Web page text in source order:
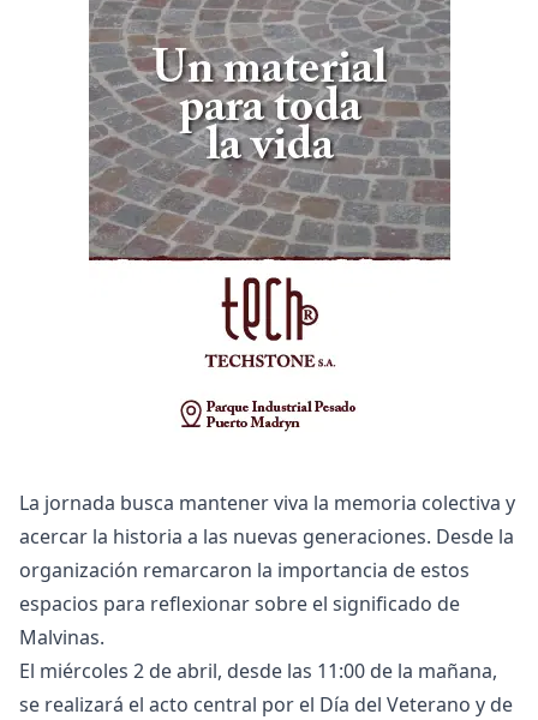
La jornada busca mantener viva la memoria colectiva y
acercar la historia a las nuevas generaciones. Desde la
organización remarcaron la importancia de estos
espacios para reflexionar sobre el significado de
Malvinas.
El miércoles 2 de abril, desde las 11:00 de la mañana,
se realizará el acto central por el Día del Veterano y de